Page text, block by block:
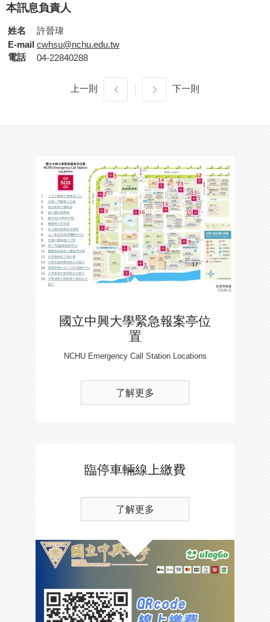
本訊息負責人
姓名
許晉瑋
E-mail cwhsu@nchu.edu.tw
電話
04-22840288
上一則 下一則
國立中興大學緊急報案亭位
置
NCHU Emergency Call Station Locations
了解更多
臨停車輛線上繳費
了解更多